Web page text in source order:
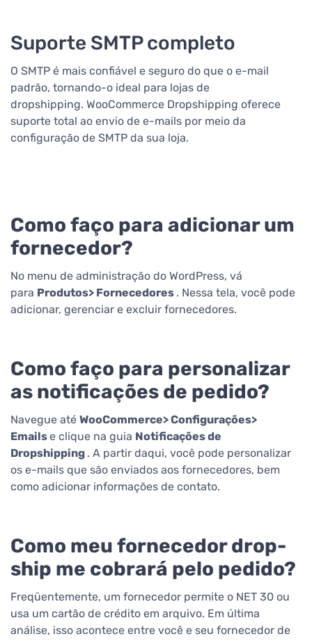
Suporte SMTP completo
O SMTP é mais confiável e seguro do que o e-mail
padrão, tornando-o ideal para lojas de
dropshipping. WooCommerce Dropshipping oferece
suporte total ao envio de e-mails por meio da
configuração de SMTP da sua loja.
Como faço para adicionar um
fornecedor?
No menu de administração do WordPress, vá
para Produtos> Fornecedores . Nessa tela, você pode
adicionar, gerenciar e excluir fornecedores.
Como faço para personalizar
as notificações de pedido?
Navegue até WooCommerce> Configurações>
Emailse clique na guia Notificações de
Dropshipping . A partir daqui, você pode personalizar
os e-mails que são enviados aos fornecedores, bem
como adicionar informações de contato.
Como meu fornecedor drop-
ship me cobrará pelo pedido?
Freqüentemente, um fornecedor permite o NET 30 ou
usa um cartão de crédito em arquivo. Em última
análise, isso acontece entre você e seu fornecedor de